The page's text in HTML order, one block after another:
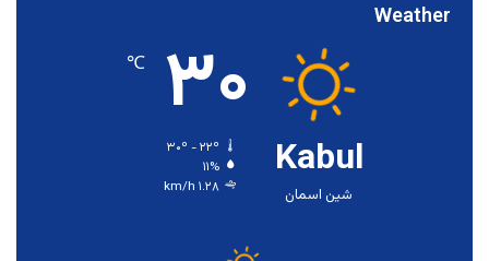
Weather
Kabul
شین اسمان
۳۰ ℃
۱۱%
۱.۲۸ km/h